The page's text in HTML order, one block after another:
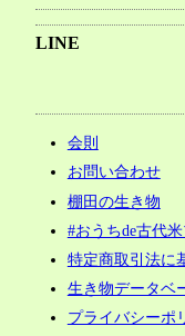
LINE
会則
お問い合わせ
棚田の生き物
#おうちde古代
特定商取引法に
生き物データベ
プライバシーポ